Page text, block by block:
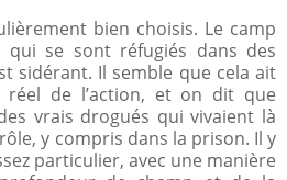
bien choisis. Le camp
qui se sont réfugiés dans des
sidérant. Il semble que cela ait
de l’action, et on dit que
vrais drogués qui vivaient là
y compris dans la prison. Il y
particulier, avec une manière